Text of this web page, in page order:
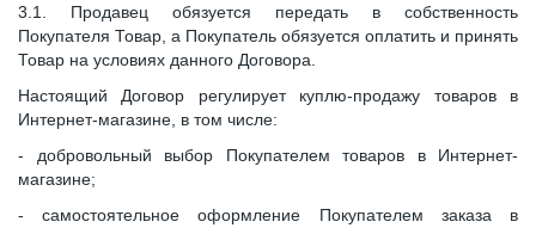
3.1. Продавец обязуется передать в собственность
Покупателя Товар, а Покупатель обязуется оплатить и принять
Товар на условиях данного Договора.
Настоящий Договор регулирует куплю-продажу товаров в
Интернет-магазине, в том числе:
- добровольный выбор Покупателем товаров в Интернет-
магазине;
- самостоятельное оформление Покупателем заказа в